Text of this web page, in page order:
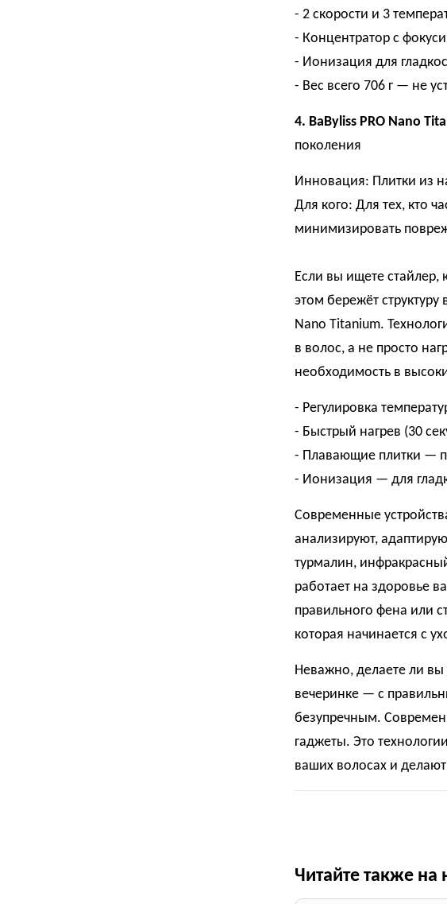
- 2 скорости и 3
- Концентратор с
- Ионизация для
- Вес всего 706 г — не
4. BaByliss PRO Nano
поколения
Инновация: Плитки из
Для кого: Для тех, кто
минимизировать
Если вы ищете стайлер,
этом бережёт
Nano Titanium.
в волос, а не просто
необходимость в
- Регулировка
- Быстрый нагрев (30
- Плавающие плитки —
- Ионизация — для
Современные
анализируют,
турмалин,
работает на здоровье
правильного фена или
которая начинается с
Неважно, делаете ли вы
вечеринке — с
безупречным.
гаджеты. Это
ваших волосах и
Читайте также на